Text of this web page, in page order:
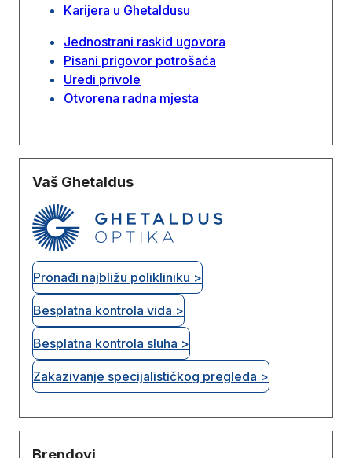
Karijera u Ghetaldusu
Jednostrani raskid ugovora
Pisani prigovor potrošaća
Uredi privole
Otvorena radna mjesta
Vaš Ghetaldus
Pronađi najbližu polikliniku >
Besplatna kontrola vida >
Besplatna kontrola sluha >
Zakazivanje specijalističkog pregleda >
Brendovi